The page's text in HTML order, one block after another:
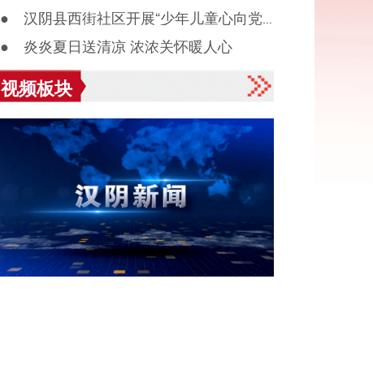
展活动
● 汉阴县西街社区开展“少年儿童心向党
诵读启智伴成长”主题活动
● 炎炎夏日送清凉 浓浓关怀暖人心
视频板块